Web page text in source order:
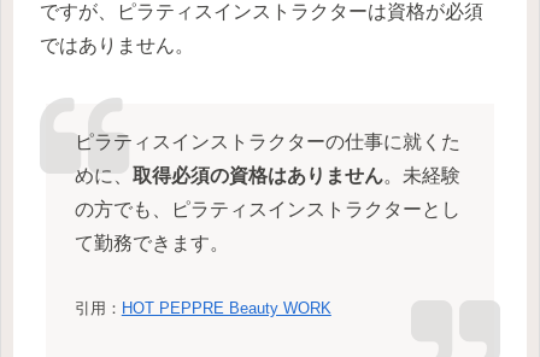
ですが、ピラティスインストラクターは資格が必須
ではありません。
ピラティスインストラクターの仕事に就くた
めに、 取得必須の資格はありません。未経験
の方でも、ピラティスインストラクターとし
て勤務できます。
引用： HOT PEPPRE Beauty WORK